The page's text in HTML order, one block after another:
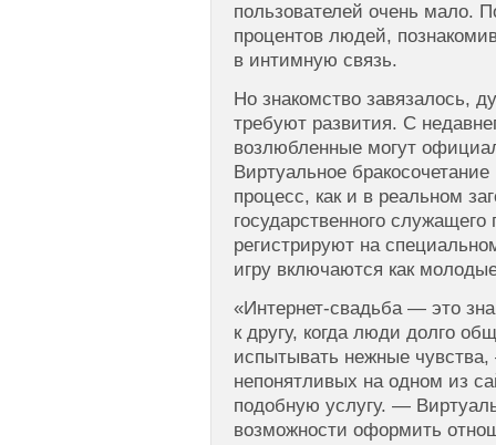
пользователей очень мало.
процентов людей,
в интимную связь.
Но знакомство завязалось,
требуют развития. С
возлюбленные могут
Виртуальное
процесс, как и в реальном
государственного
регистрируют на
игру включаются как
«Интернет-свадьба — это
к другу, когда люди долго
испытывать нежные
непонятливых на одном из
подобную услугу. —
возможности оформить